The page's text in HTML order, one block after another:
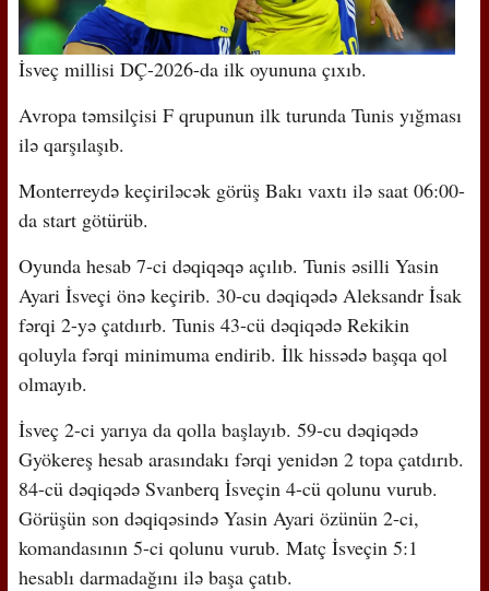
İsveç millisi DÇ-2026-da ilk oyununa çıxıb.
Avropa təmsilçisi F qrupunun ilk turunda Tunis yığması
ilə qarşılaşıb.
Monterreydə keçiriləcək görüş Bakı vaxtı ilə saat 06:00-
da start götürüb.
Oyunda hesab 7-ci dəqiqəqə açılıb. Tunis əsilli Yasin
Ayari İsveçi önə keçirib. 30-cu dəqiqədə Aleksandr İsak
fərqi 2-yə çatdıırb. Tunis 43-cü dəqiqədə Rekikin
qoluyla fərqi minimuma endirib. İlk hissədə başqa qol
olmayıb.
İsveç 2-ci yarıya da qolla başlayıb. 59-cu dəqiqədə
Gyökereş hesab arasındakı fərqi yenidən 2 topa çatdırıb.
84-cü dəqiqədə Svanberq İsveçin 4-cü qolunu vurub.
Görüşün son dəqiqəsində Yasin Ayari özünün 2-ci,
komandasının 5-ci qolunu vurub. Matç İsveçin 5:1
hesablı darmadağını ilə başa çatıb.